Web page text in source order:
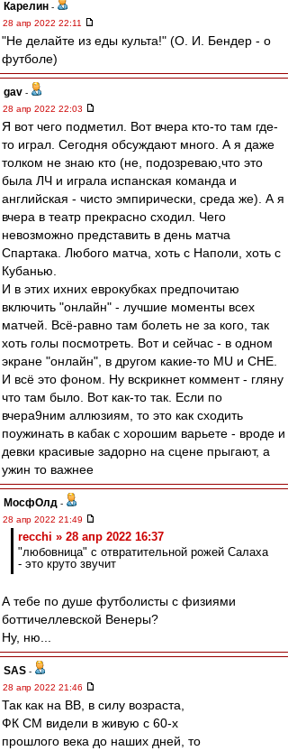
Карелин -
28 апр 2022 22:11
"Не делайте из еды культа!" (О. И. Бендер - о
футболе)
gav -
28 апр 2022 22:03
Я вот чего подметил. Вот вчера кто-то там где-
то играл. Сегодня обсуждают много. А я даже
толком не знаю кто (не, подозреваю,что это
была ЛЧ и играла испанская команда и
английская - чисто эмпирически, среда же). А я
вчера в театр прекрасно сходил. Чего
невозможно представить в день матча
Спартака. Любого матча, хоть с Наполи, хоть с
Кубанью.
И в этих ихних еврокубках предпочитаю
включить "онлайн" - лучшие моменты всех
матчей. Всё-равно там болеть не за кого, так
хоть голы посмотреть. Вот и сейчас - в одном
экране "онлайн", в другом какие-то MU и CHE.
И всё это фоном. Ну вскрикнет коммент - гляну
что там было. Вот как-то так. Если по
вчера9ним аллюзиям, то это как сходить
поужинать в кабак с хорошим варьете - вроде и
девки красивые задорно на сцене прыгают, а
ужин то важнее
МосфОлд -
28 апр 2022 21:49
recchi » 28 апр 2022 16:37
"любовница" с отвратительной рожей Салаха
- это круто звучит
А тебе по душе футболисты с физиями
боттичеллевской Венеры?
Ну, ню...
SAS -
28 апр 2022 21:46
Так как на ВВ, в силу возраста,
ФК СМ видели в живую с 60-х
прошлого века до наших дней, то